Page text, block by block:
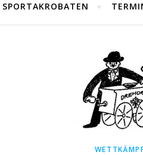
SPORTAKROBATEN